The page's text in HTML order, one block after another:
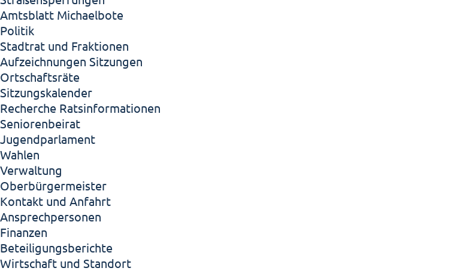
Amtsblatt Michaelbote
Politik
Stadtrat und Fraktionen
Aufzeichnungen Sitzungen
Ortschaftsräte
Sitzungskalender
Recherche Ratsinformationen
Seniorenbeirat
Jugendparlament
Wahlen
Verwaltung
Oberbürgermeister
Kontakt und Anfahrt
Ansprechpersonen
Finanzen
Beteiligungsberichte
Wirtschaft und Standort